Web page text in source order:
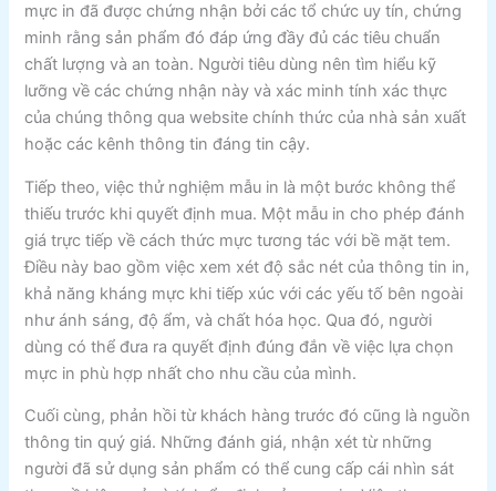
mực in đã được chứng nhận bởi các tổ chức uy tín, chứng
minh rằng sản phẩm đó đáp ứng đầy đủ các tiêu chuẩn
chất lượng và an toàn. Người tiêu dùng nên tìm hiểu kỹ
lưỡng về các chứng nhận này và xác minh tính xác thực
của chúng thông qua website chính thức của nhà sản xuất
hoặc các kênh thông tin đáng tin cậy.
Tiếp theo, việc thử nghiệm mẫu in là một bước không thể
thiếu trước khi quyết định mua. Một mẫu in cho phép đánh
giá trực tiếp về cách thức mực tương tác với bề mặt tem.
Điều này bao gồm việc xem xét độ sắc nét của thông tin in,
khả năng kháng mực khi tiếp xúc với các yếu tố bên ngoài
như ánh sáng, độ ẩm, và chất hóa học. Qua đó, người
dùng có thể đưa ra quyết định đúng đắn về việc lựa chọn
mực in phù hợp nhất cho nhu cầu của mình.
Cuối cùng, phản hồi từ khách hàng trước đó cũng là nguồn
thông tin quý giá. Những đánh giá, nhận xét từ những
người đã sử dụng sản phẩm có thể cung cấp cái nhìn sát